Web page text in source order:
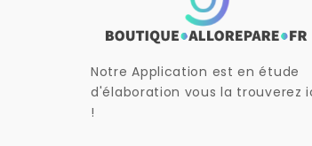
Notre Application est en étude
d'élaboration vous la trouverez
!